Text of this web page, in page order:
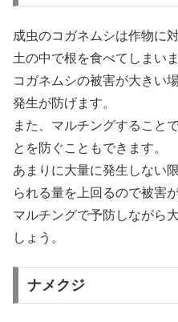
成虫のコガネムシは作物に
土の中で根を食べてしまいま
コガネムシの被害が大きい
発生が防げます。
また、マルチングすること
とを防ぐこともできます。
あまりに大量に発生しない
られる量を上回るので被害
マルチングで予防しながら
しょう。
ナメクジ